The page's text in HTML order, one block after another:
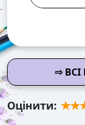
⇨
Оцінити: